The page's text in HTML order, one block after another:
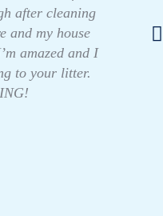
after cleaning
and my house
amazed and I
to your litter.